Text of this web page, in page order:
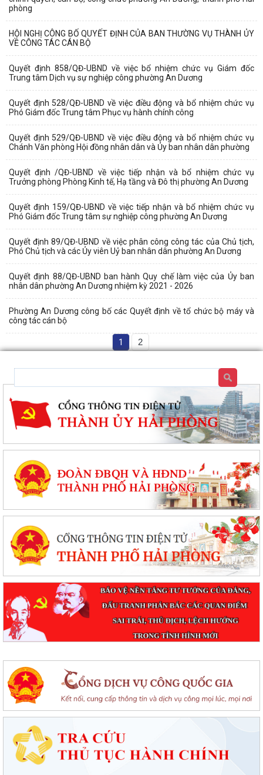
phòng
HỘI NGHỊ CÔNG BỐ QUYẾT ĐỊNH CỦA BAN THƯỜNG VỤ THÀNH ỦY
VỀ CÔNG TÁC CÁN BỘ
Quyết định 858/QĐ-UBND về việc bổ nhiệm chức vụ Giám đốc
Trung tâm Dịch vụ sự nghiệp công phường An Dương
Quyết định 528/QĐ-UBND về việc điều động và bổ nhiệm chức vụ
Phó Giám đốc Trung tâm Phục vụ hành chính công
Quyết định 529/QĐ-UBND về việc điều động và bổ nhiệm chức vụ
Chánh Văn phòng Hội đồng nhân dân và Ủy ban nhân dân phường
Quyết định /QĐ-UBND về việc tiếp nhận và bổ nhiệm chức vụ
Trưởng phòng Phòng Kinh tế, Hạ tầng và Đô thị phường An Dương
Quyết định 159/QĐ-UBND về việc tiếp nhận và bổ nhiệm chức vụ
Phó Giám đốc Trung tâm sự nghiệp công phường An Dương
Quyết định 89/QĐ-UBND về việc phân công công tác của Chủ tịch,
Phó Chủ tịch và các Ủy viên Uỷ ban nhân dân phường An Dương
Quyết định 88/QĐ-UBND ban hành Quy chế làm việc của Ủy ban
nhân dân phường An Dương nhiệm kỳ 2021 - 2026
Phường An Dương công bố các Quyết định về tổ chức bộ máy và
công tác cán bộ
1 2